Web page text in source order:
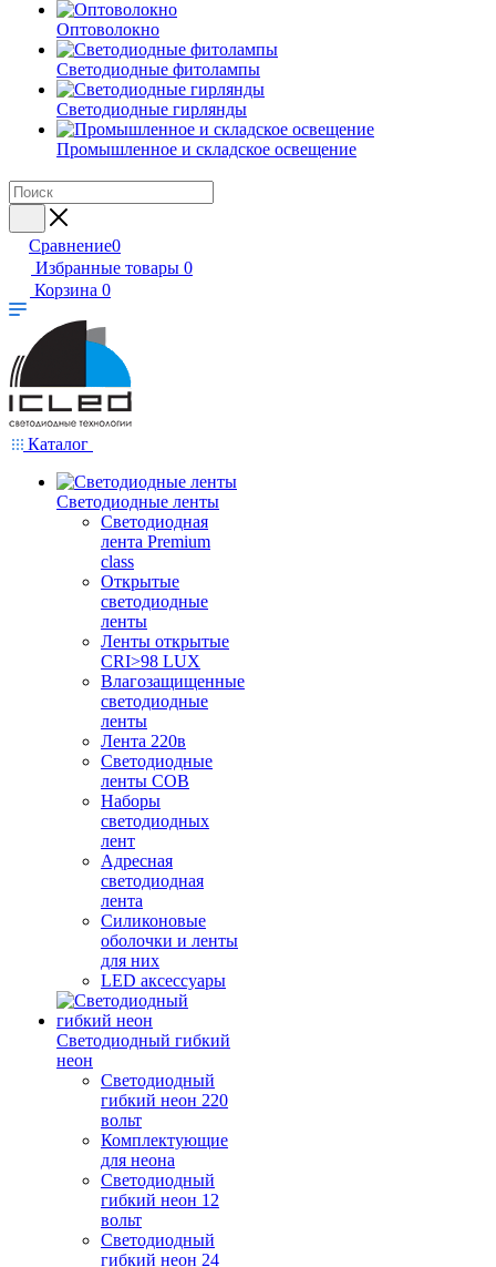
Оптоволокно
Светодиодные фитолампы
Светодиодные гирлянды
Промышленное и складское освещение
Сравнение0
Избранные товары 0
Корзина 0
Каталог
Светодиодные ленты
Светодиодная
лента Premium
class
Открытые
светодиодные
ленты
Ленты открытые
CRI>98 LUX
Влагозащищенные
светодиодные
ленты
Лента 220в
Светодиодные
ленты COB
Наборы
светодиодных
лент
Адресная
светодиодная
лента
Силиконовые
оболочки и ленты
для них
LED аксессуары
Светодиодный гибкий
неон
Светодиодный
гибкий неон 220
вольт
Комплектующие
для неона
Светодиодный
гибкий неон 12
вольт
Светодиодный
гибкий неон 24